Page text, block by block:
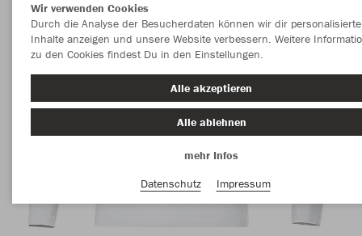
Wir verwenden Cookies
Durch die Analyse der Besucherdaten können wir dir personalisierte
Inhalte anzeigen und unsere Website verbessern. Weitere
zu den Cookies findest Du in den Einstellungen.
Alle akzeptieren
Alle ablehnen
mehr Infos
Datenschutz
Impressum